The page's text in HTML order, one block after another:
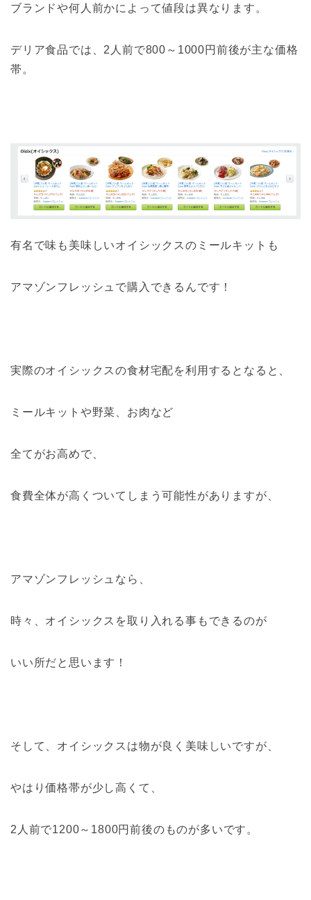
ブランドや何人前かによって値段は異なります。
デリア食品では、2人前で800～1000円前後が主な価格
帯。
有名で味も美味しいオイシックスのミールキットも
アマゾンフレッシュで購入できるんです！
実際のオイシックスの食材宅配を利用するとなると、
ミールキットや野菜、お肉など
全てがお高めで、
食費全体が高くついてしまう可能性がありますが、
アマゾンフレッシュなら、
時々、オイシックスを取り入れる事もできるのが
いい所だと思います！
そして、オイシックスは物が良く美味しいですが、
やはり価格帯が少し高くて、
2人前で1200～1800円前後のものが多いです。